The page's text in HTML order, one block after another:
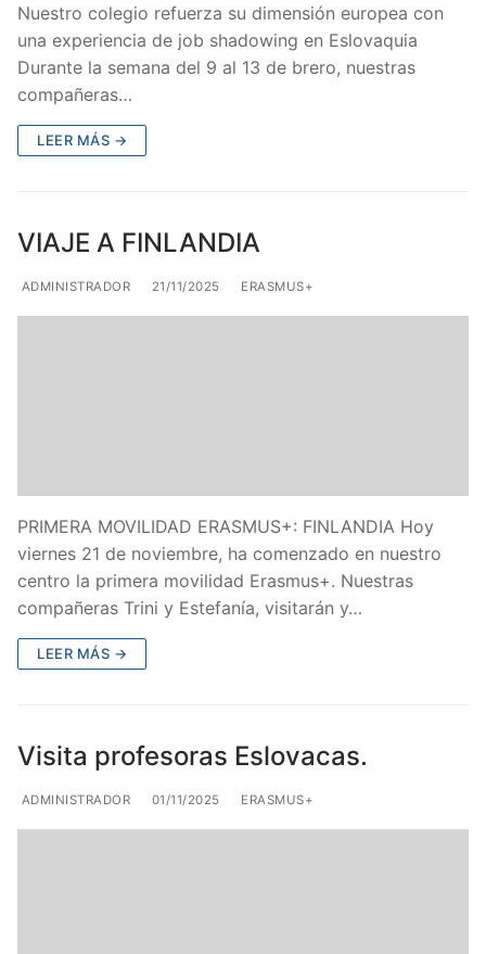
Nuestro colegio refuerza su dimensión europea con
una experiencia de job shadowing en Eslovaquia
Durante la semana del 9 al 13 de brero, nuestras
compañeras…
LEER MÁS →
VIAJE A FINLANDIA
ADMINISTRADOR 21/11/2025 ERASMUS+
PRIMERA MOVILIDAD ERASMUS+: FINLANDIA Hoy
viernes 21 de noviembre, ha comenzado en nuestro
centro la primera movilidad Erasmus+. Nuestras
compañeras Trini y Estefanía, visitarán y…
LEER MÁS →
Visita profesoras Eslovacas.
ADMINISTRADOR 01/11/2025 ERASMUS+